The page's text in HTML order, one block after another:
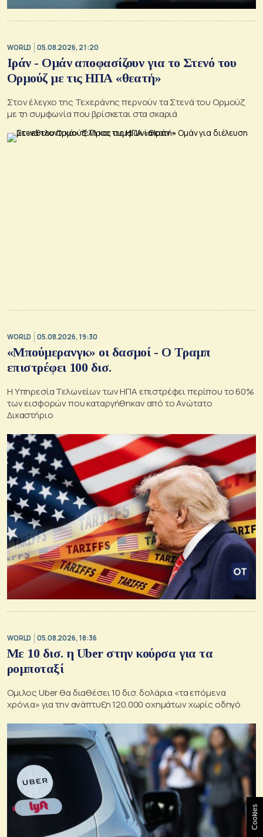
WORLD 05.08.2026, 21:20
Ιράν - Ομάν αποφασίζουν για το Στενό του
Ορμούζ με τις ΗΠΑ «θεατή»
Στον έλεγχο της Τεχεράνης περνούν τα Στενά του Ορμούζ
με τη συμφωνία που βρίσκεται στα σκαριά
WORLD 05.08.2026, 19:30
«Μπούμερανγκ» οι δασμοί - Ο Τραμπ
επιστρέφει 100 δισ.
Η Υπηρεσία Τελωνείων των ΗΠΑ επιστρέφει περίπου το 60%
των εισφορών που καταργήθηκαν από το Ανώτατο
Δικαστήριο
WORLD 05.08.2026, 18:36
Με 10 δισ. η Uber στην κούρσα για τα
ρομποταξί
Oμιλος Uber θα διαθέσει 10 δισ. δολάρια «τα επόμενα
χρόνια» για την ανάπτυξη 120.000 οχημάτων χωρίς οδηγό
Cookies